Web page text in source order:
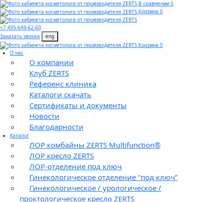
В сравнении 0
Корзина 0
+7 495-649-62-60
Заказать звонок
eng
Корзина 0
О нас
О компании
Клуб ZERTS
Референс клиника
Каталоги скачать
Сертификаты и документы
Новости
Благодарности
Каталог
ЛОР комбайны ZERTS Multifunction®
ЛОР кресло ZERTS
ЛОР-отделение под ключ
Гинекологическое отделение "под ключ”
Гинекологическое / урологическое /
проктологическое кресло ZERTS